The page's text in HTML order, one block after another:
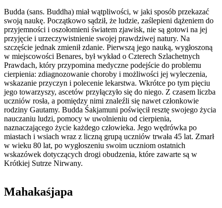
Budda (sans. Buddha) miał wątpliwości, w jaki sposób przekazać
swoją naukę. Początkowo sądził, że ludzie, zaślepieni dążeniem do
przyjemności i oszołomieni światem zjawisk, nie są gotowi na jej
przyjęcie i urzeczywistnienie swojej prawdziwej natury. Na
szczęście jednak zmienił zdanie. Pierwszą jego nauką, wygłoszoną
w miejscowości Benares, był wykład o Czterech Szlachetnych
Prawdach, który przypomina medyczne podejście do problemu
cierpienia: zdiagnozowanie choroby i możliwości jej wyleczenia,
wskazanie przyczyn i polecenie lekarstwa. Wkrótce po tym pięciu
jego towarzyszy, ascetów przyłączyło się do niego. Z czasem liczba
uczniów rosła, a pomiędzy nimi znaleźli się nawet członkowie
rodziny Gautamy. Budda Śakjamuni poświęcił resztę swojego życia
nauczaniu ludzi, pomocy w uwolnieniu od cierpienia,
naznaczającego życie każdego człowieka. Jego wędrówka po
miastach i wsiach wraz z liczną grupą uczniów trwała 45 lat. Zmarł
w wieku 80 lat, po wygłoszeniu swoim uczniom ostatnich
wskazówek dotyczących drogi obudzenia, które zawarte są w
Krótkiej Sutrze Nirwany.
Mahakaśjapa